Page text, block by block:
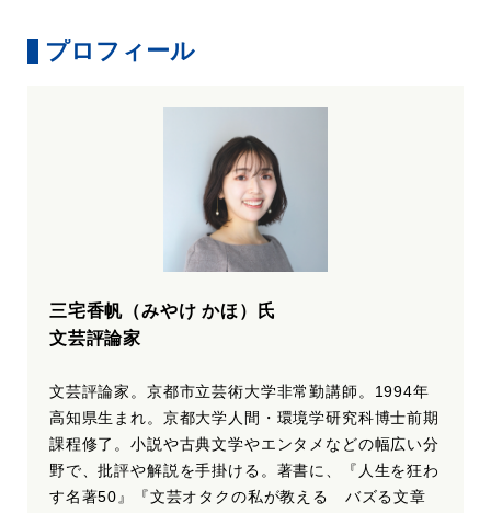
プロフィール
三宅香帆（みやけ かほ）氏
文芸評論家
文芸評論家。京都市立芸術大学非常勤講師。1994年
高知県生まれ。京都大学人間・環境学研究科博士前期
課程修了。小説や古典文学やエンタメなどの幅広い分
野で、批評や解説を手掛ける。著書に、『人生を狂わ
す名著50』『文芸オタクの私が教える バズる文章